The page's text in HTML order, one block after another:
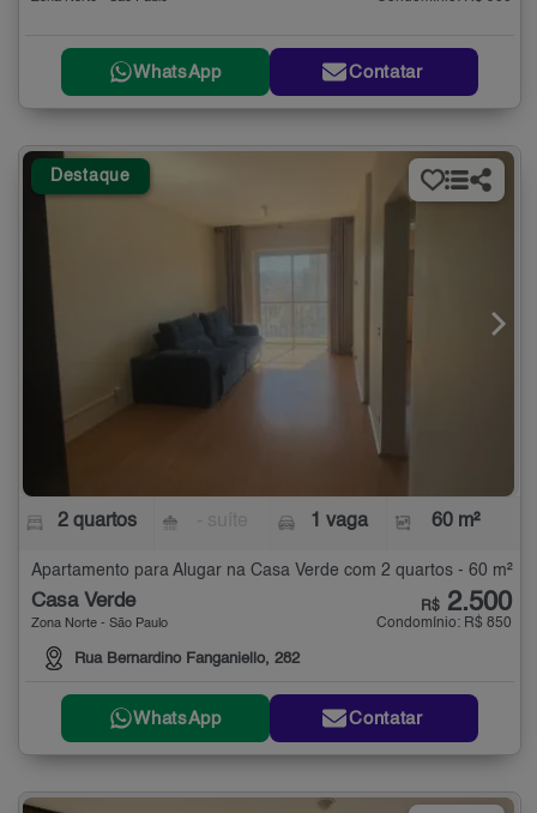
WhatsApp Contatar
Destaque
2 quartos 1 vaga 60 m²
Apartamento para Alugar na Casa Verde com 2 quartos - 60 m²
Casa Verde
Zona Norte - São Paulo
Rua Bernardino Fanganiello, 282
R$ 2.500
Condomínio: R$ 850
WhatsApp Contatar